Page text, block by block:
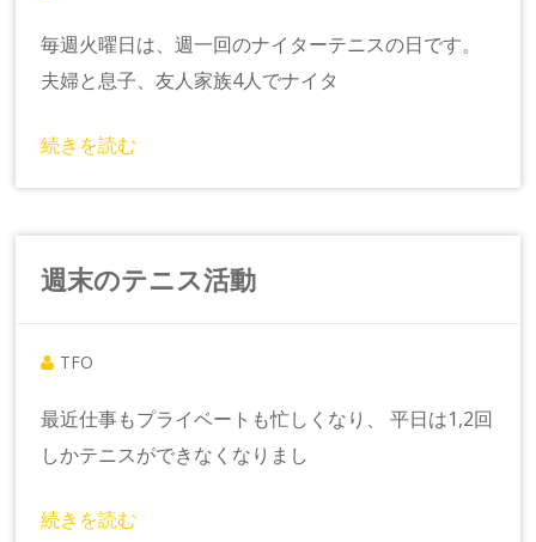
毎週火曜日は、週一回のナイターテニスの日です。
夫婦と息子、友人家族4人でナイタ
続きを読む
週末のテニス活動
TFO
最近仕事もプライベートも忙しくなり、 平日は1,2回
しかテニスができなくなりまし
続きを読む